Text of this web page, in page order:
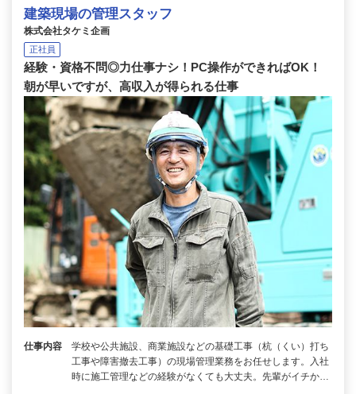
建築現場の管理スタッフ
株式会社タケミ企画
正社員
経験・資格不問◎力仕事ナシ！PC操作ができればOK！
朝が早いですが、高収入が得られる仕事
仕事内容
学校や公共施設、商業施設などの基礎工事（杭（くい）打ち
工事や障害撤去工事）の現場管理業務をお任せします。入社
時に施工管理などの経験がなくても大丈夫。先輩がイチか…